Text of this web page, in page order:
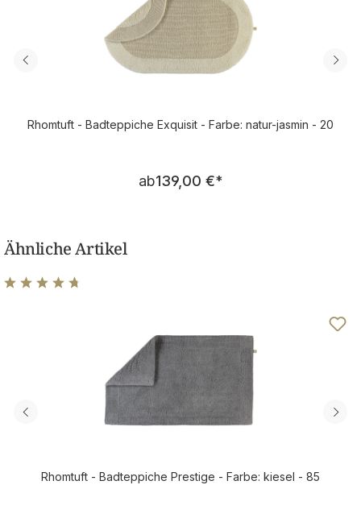
Rhomtuft - Badteppiche Exquisit - Farbe: natur-jasmin - 20
Regulärer Preis:
ab139,00 €*
Ähnliche Artikel
Rhomtuft - Badteppiche Prestige - Farbe: kiesel - 85